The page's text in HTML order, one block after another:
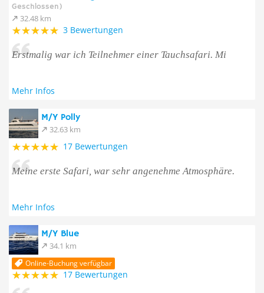
Geschlossen)
32.48 km
3 Bewertungen
Erstmalig war ich Teilnehmer einer Tauchsafari. Mi
Mehr Infos
M/Y Polly
32.63 km
17 Bewertungen
Meine erste Safari, war sehr angenehme Atmosphäre.
Mehr Infos
M/Y Blue
34.1 km
Online-Buchung verfügbar
17 Bewertungen